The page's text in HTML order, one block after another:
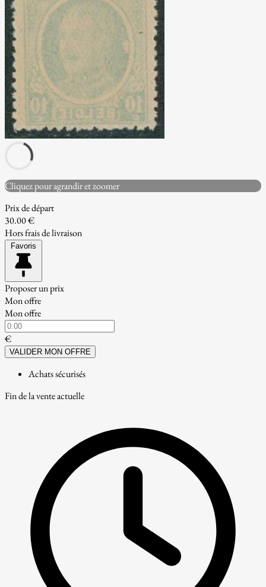
Cliquez pour agrandir et zoomer
Prix de départ
30.00 €
Hors frais de livraison
Favoris
Proposer un prix
Mon offre
Mon offre
€
VALIDER MON OFFRE
Achats sécurisés
Fin de la vente actuelle